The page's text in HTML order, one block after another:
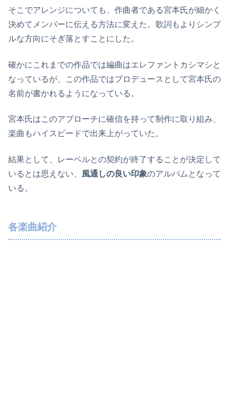
そこでアレンジについても、作曲者である宮本氏が細かく
決めてメンバーに伝える方法に変えた。歌詞もよりシンプ
ルな方向にそぎ落とすことにした。
確かにこれまでの作品では編曲はエレファントカシマシと
なっているが、この作品ではプロデュースとして宮本氏の
名前が書かれるようになっている。
宮本氏はこのアプローチに確信を持って制作に取り組み、
楽曲もハイスピードで出来上がっていた。
結果として、レーベルとの契約が終了することが決定して
いるとは思えない、
風通しの良い印象のアルバムとなって
いる。
各楽曲紹介